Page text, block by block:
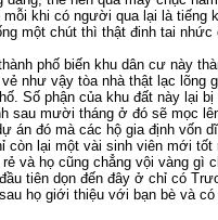
khi có người qua lại là tiếng
một chút thì thật đinh tai nhức
phố biến khu dân cư này
như vậy tòa nhà thật lạc lõng
Số phận của khu đất này lại
sau mười tháng ở đó sẽ mọc
án đó mà các hộ gia định vốn
còn lại một vài sinh viên mới tốt
và họ cũng chẳng vội vàng gì
tiên dọn đến đây ở chỉ có
họ giới thiệu với bạn bè và có